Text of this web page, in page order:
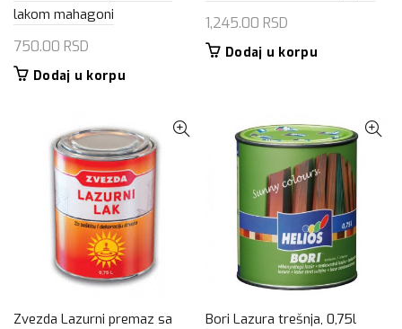
lakom mahagoni
750.00 RSD
Dodaj u korpu
1,245.00 RSD
Dodaj u korpu
Zvezda Lazurni premaz sa
Bori Lazura trešnja, 0,75l